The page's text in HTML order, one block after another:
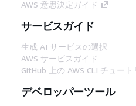
AWS 意思決定ガイド
サービスガイド
生成 AI サービスの選択
AWS サービスガイド
GitHub 上の AWS CLI チュート
デベロッパーツール